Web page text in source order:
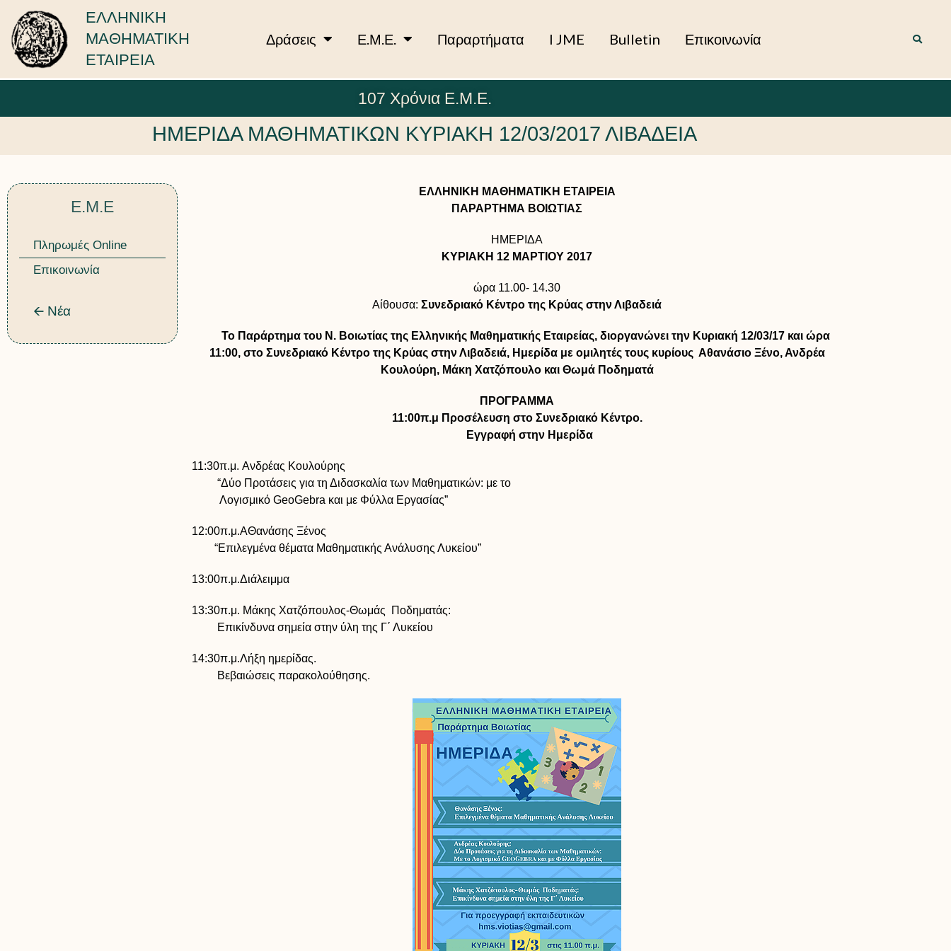
ΕΛΛΗΝΙΚΗ
ΜΑΘΗΜΑΤΙΚΗ
ΕΤΑΙΡΕΙΑ
Δράσεις Ε.Μ.Ε. Παραρτήματα I JME Bulletin Επικοινωνία
107 Χρόνια Ε.Μ.Ε.
ΗΜΕΡΙΔΑ ΜΑΘΗΜΑΤΙΚΩΝ ΚΥΡΙΑΚΗ 12/03/2017 ΛΙΒΑΔΕΙΑ
Ε.Μ.Ε
Πληρωμές Online
Επικοινωνία
🡨 Νέα
ΕΛΛΗΝΙΚΗ ΜΑΘΗΜΑΤΙΚΗ ΕΤΑΙΡΕΙΑ
ΠΑΡΑΡΤΗΜΑ ΒΟΙΩΤΙΑΣ
ΗΜΕΡΙΔΑ
ΚΥΡΙΑΚΗ 12 ΜΑΡΤΙΟΥ 2017
ώρα 11.00- 14.30
Αίθουσα: Συνεδριακό Κέντρο της Κρύας στην Λιβαδειά
Το Παράρτημα του Ν. Βοιωτίας της Ελληνικής Μαθηματικής Εταιρείας, διοργανώνει την Κυριακή 12/03/17 και ώρα
11:00, στο Συνεδριακό Κέντρο της Κρύας στην Λιβαδειά, Ημερίδα με ομιλητές τους κυρίους Αθανάσιο Ξένο, Ανδρέα
Κουλούρη, Μάκη Χατζόπουλο και Θωμά Ποδηματά
ΠΡΟΓΡΑΜΜΑ
11:00π.μ Προσέλευση στο Συνεδριακό Κέντρο.
Εγγραφή στην Ημερίδα
11:30π.μ. Ανδρέας Κουλούρης
“Δύο Προτάσεις για τη Διδασκαλία των Μαθηματικών: με το
Λογισμικό GeoGebra και με Φύλλα Εργασίας”
12:00π.μ.ΑΘανάσης Ξένος
“Επιλεγμένα θέματα Μαθηματικής Ανάλυσης Λυκείου”
13:00π.μ.Διάλειμμα
13:30π.μ. Μάκης Χατζόπουλος-Θωμάς Ποδηματάς:
Επικίνδυνα σημεία στην ύλη της Γ΄ Λυκείου
14:30π.μ.Λήξη ημερίδας.
Βεβαιώσεις παρακολούθησης.